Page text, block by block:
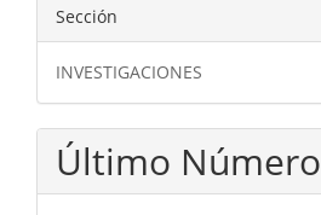
Sección
INVESTIGACIONES
Último Número